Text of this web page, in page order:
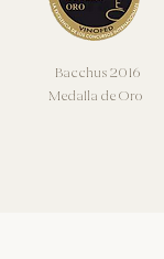
Bacchus 2016
Medalla de Oro